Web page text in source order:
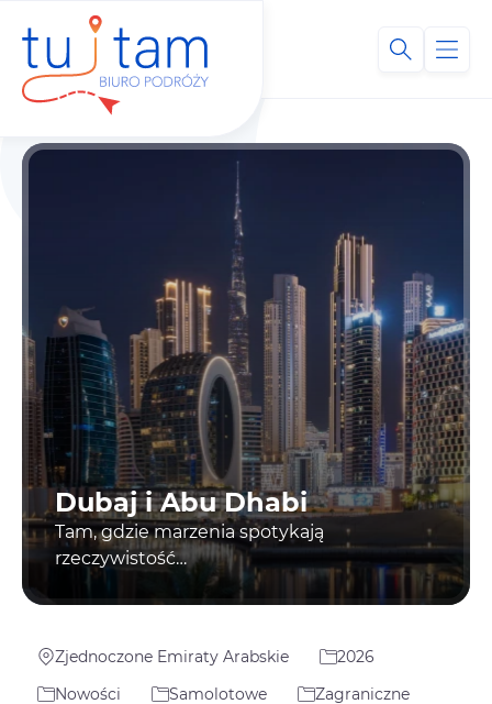
Dubaj i Abu Dhabi
Tam, gdzie marzenia spotykają
rzeczywistość…
Zjednoczone Emiraty Arabskie
2026
Nowości
Samolotowe
Zagraniczne